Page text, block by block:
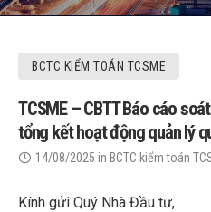
BCTC KIỂM TOÁN TCSME
TCSME – CBTT Báo cáo
tổng kết hoạt động quản lý
14/08/2025 in BCTC kiểm toán
Kính gửi Quý Nhà Đầu tư,